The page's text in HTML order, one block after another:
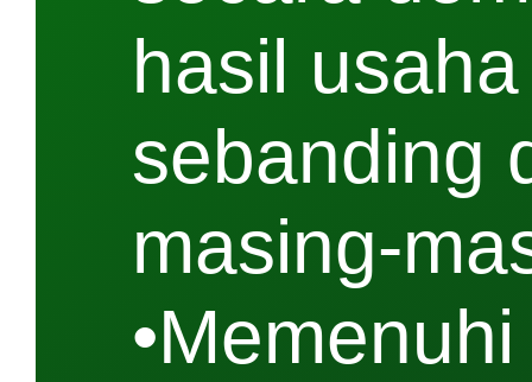
hasil
sebanding
masing-